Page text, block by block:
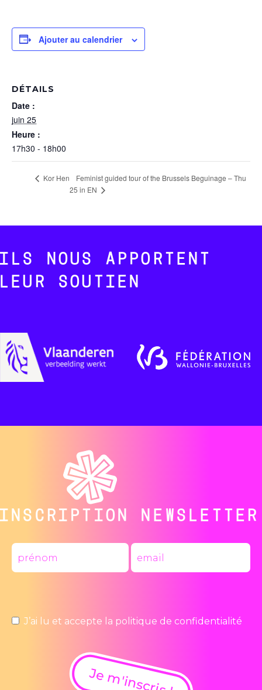
Ajouter au calendrier
DÉTAILS
Date :
juin 25
Heure :
17h30 - 18h00
Kor Hen
Feminist guided tour of the Brussels Beguinage – Thu
25 in EN
ILS NOUS APPORTENT
LEUR SOUTIEN
INSCRIPTION NEWSLETTER
J’ai lu et accepte la politique de confidentialité
Je m'inscris !